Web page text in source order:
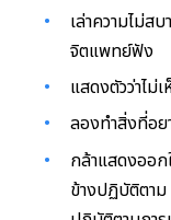
เล่าความไม่ส
จิตแพทย์ฟัง
แสดงตัวว่าไ
ลองทำสิ่งที่อย
กล้าแสดงออ
ข้างปฏิบัติตา